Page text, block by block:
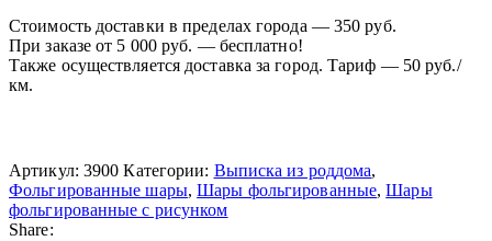
Стоимость доставки в пределах города — 350 руб.
При заказе от 5 000 руб. — бесплатно!
Также осуществляется доставка за город. Тариф — 50 руб./
км.
Артикул: 3900Категории: Выписка из роддома,
Фольгированные шары, Шары фольгированные, Шары
фольгированные с рисунком
Share: